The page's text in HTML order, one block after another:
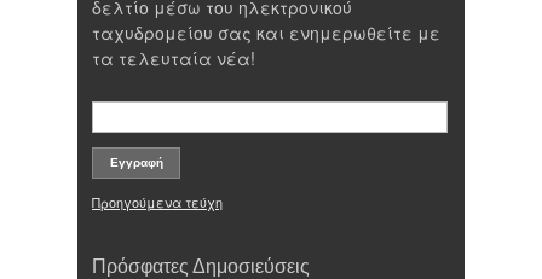
δελτίο μέσω του ηλεκτρονικού
ταχυδρομείου σας και ενημερωθείτε με
τα τελευταία νέα!
Προηγούμενα τεύχη
Πρόσφατες Δημοσιεύσεις